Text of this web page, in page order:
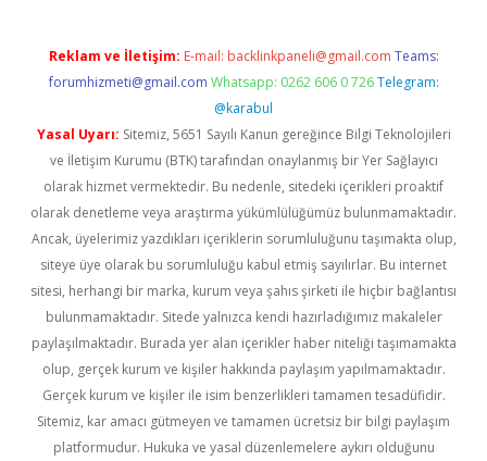
Reklam ve İletişim: E-mail: backlinkpaneli@gmail.com Teams:
forumhizmeti@gmail.com Whatsapp: 0262 606 0 726 Telegram:
@karabul
Yasal Uyarı: Sitemiz, 5651 Sayılı Kanun gereğince Bilgi Teknolojileri
ve İletişim Kurumu (BTK) tarafından onaylanmış bir Yer Sağlayıcı
olarak hizmet vermektedir. Bu nedenle, sitedeki içerikleri proaktif
olarak denetleme veya araştırma yükümlülüğümüz bulunmamaktadır.
Ancak, üyelerimiz yazdıkları içeriklerin sorumluluğunu taşımakta olup,
siteye üye olarak bu sorumluluğu kabul etmiş sayılırlar. Bu internet
sitesi, herhangi bir marka, kurum veya şahıs şirketi ile hiçbir bağlantısı
bulunmamaktadır. Sitede yalnızca kendi hazırladığımız makaleler
paylaşılmaktadır. Burada yer alan içerikler haber niteliği taşımamakta
olup, gerçek kurum ve kişiler hakkında paylaşım yapılmamaktadır.
Gerçek kurum ve kişiler ile isim benzerlikleri tamamen tesadüfidir.
Sitemiz, kar amacı gütmeyen ve tamamen ücretsiz bir bilgi paylaşım
platformudur. Hukuka ve yasal düzenlemelere aykırı olduğunu